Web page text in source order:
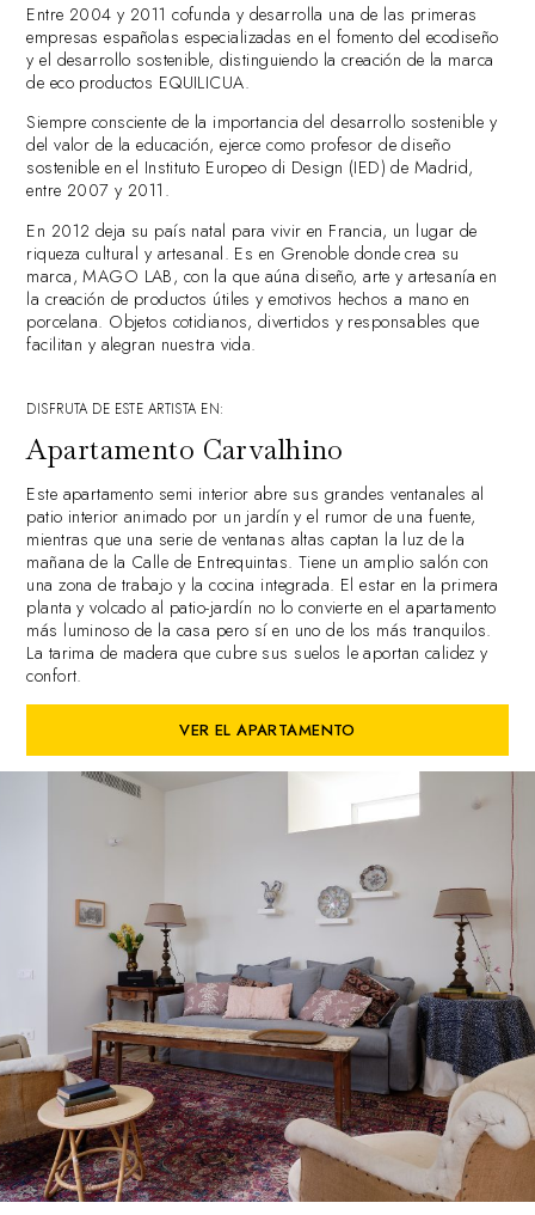
Entre 2004 y 2011 cofunda y desarrolla una de las primeras
empresas españolas especializadas en el fomento del ecodiseño
y el desarrollo sostenible, distinguiendo la creación de la marca
de eco productos EQUILICUA.
Siempre consciente de la importancia del desarrollo sostenible y
del valor de la educación, ejerce como profesor de diseño
sostenible en el Instituto Europeo di Design (IED) de Madrid,
entre 2007 y 2011.
En 2012 deja su país natal para vivir en Francia, un lugar de
riqueza cultural y artesanal. Es en Grenoble donde crea su
marca, MAGO LAB, con la que aúna diseño, arte y artesanía en
la creación de productos útiles y emotivos hechos a mano en
porcelana. Objetos cotidianos, divertidos y responsables que
facilitan y alegran nuestra vida.
DISFRUTA DE ESTE ARTISTA EN:
Apartamento Carvalhino
Este apartamento semi interior abre sus grandes ventanales al
patio interior animado por un jardín y el rumor de una fuente,
mientras que una serie de ventanas altas captan la luz de la
mañana de la Calle de Entrequintas. Tiene un amplio salón con
una zona de trabajo y la cocina integrada. El estar en la primera
planta y volcado al patio-jardín no lo convierte en el apartamento
más luminoso de la casa pero sí en uno de los más tranquilos.
La tarima de madera que cubre sus suelos le aportan calidez y
confort.
VER EL APARTAMENTO